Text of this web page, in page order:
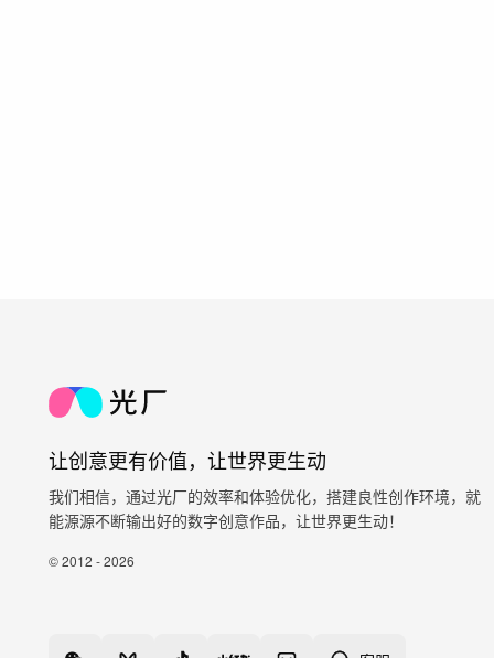
让创意更有价值，让世界更生动
我们相信，通过光厂的效率和体验优化，搭建良性创作环境，就
能源源不断输出好的数字创意作品，让世界更生动！
© 2012 - 2026